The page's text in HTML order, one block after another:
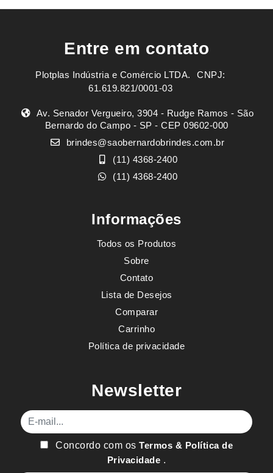
Entre em contato
Plotplas Indústria e Comércio LTDA. ㅤㅤㅤ CNPJ:
61.619.821/0001-03
Av. Senador Vergueiro, 3904 - Rudge Ramos - São
Bernardo do Campo - SP - CEP 09602-000
brindes@saobernardobrindes.com.br
(11) 4368-2400
(11) 4368-2400
Informações
Todos os Produtos
Sobre
Contato
Lista de Desejos
Comparar
Carrinho
Política de privacidade
Newsletter
E-mail
Concordo com osTermos & Política de
Privacidade .